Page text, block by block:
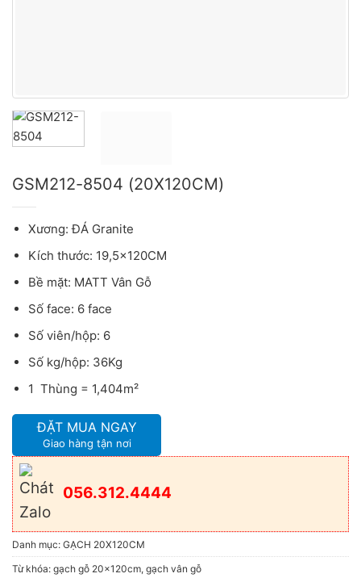
GSM212-8504 (20X120CM)
Xương: ĐÁ Granite
Kích thước: 19,5x120CM
Bề mặt: MATT Vân Gỗ
Số face: 6 face
Số viên/hộp: 6
Số kg/hộp: 36Kg
1 Thùng = 1,404m²
ĐẶT MUA NGAY
Giao hàng tận nơi
056.312.4444
Danh mục: GẠCH 20X120CM
Từ khóa: gạch gỗ 20x120cm, gạch vân gỗ